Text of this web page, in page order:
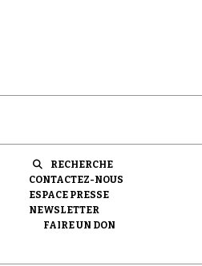
RECHERCHE
CONTACTEZ-NOUS
ESPACE PRESSE
NEWSLETTER
FAIRE UN DON